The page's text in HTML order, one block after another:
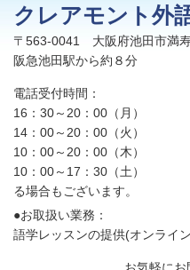
クレアモント外
〒563-0041 大阪府池田市満
阪急池田駅から約８分
電話受付時
16：30～20：00（月）
14：00～20：00（火）
10：00～20：00（木）
10：00～17：30（土）
営業
る場合もございます。
●お取扱い業務：
語学レッスンの提供(オンライン